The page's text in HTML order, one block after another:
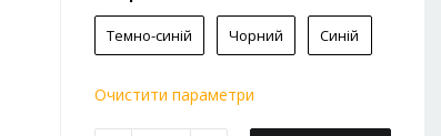
Темно-синій Чорний Синій
Очистити параметри